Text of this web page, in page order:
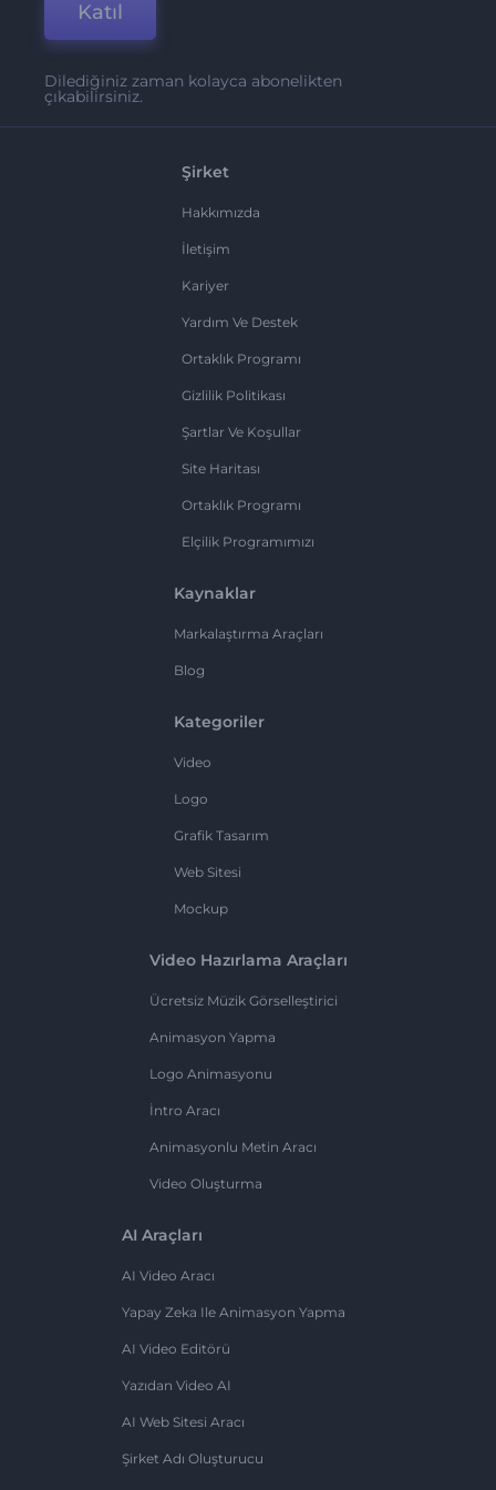
Katıl
Dilediğiniz zaman kolayca abonelikten
çıkabilirsiniz.
Şirket
Hakkımızda
İletişim
Kariyer
Yardım Ve Destek
Ortaklık Programı
Gizlilik Politikası
Şartlar Ve Koşullar
Site Haritası
Ortaklık Programı
Elçilik Programımızı
Kaynaklar
Markalaştırma Araçları
Blog
Kategoriler
Video
Logo
Grafik Tasarım
Web Sitesi
Mockup
Video Hazırlama Araçları
Ücretsiz Müzik Görselleştirici
Animasyon Yapma
Logo Animasyonu
İntro Aracı
Animasyonlu Metin Aracı
Video Oluşturma
AI Araçları
AI Video Aracı
Yapay Zeka Ile Animasyon Yapma
AI Video Editörü
Yazıdan Video AI
AI Web Sitesi Aracı
Şirket Adı Oluşturucu